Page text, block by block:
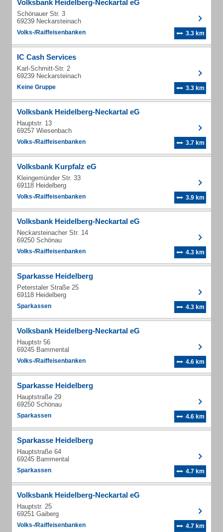
Volksbank Heidelberg-Neckartal eG
Schönauer Str. 3
69239 Neckarsteinach
Volks-/Raiffeisenbanken 3.3 km
IC Cash Services
Karl-Schmitt-Str. 2
69239 Neckarsteinach
Keine Gruppe 3.3 km
Volksbank Heidelberg-Neckartal eG
Hauptstr. 13
69257 Wiesenbach
Volks-/Raiffeisenbanken 3.7 km
Volksbank Kurpfalz eG
Kleingemünder Str. 33
69118 Heidelberg
Volks-/Raiffeisenbanken 3.9 km
Volksbank Heidelberg-Neckartal eG
Neckarsteinacher Str. 14
69250 Schönau
Volks-/Raiffeisenbanken 4.3 km
Sparkasse Heidelberg
Peterstaler Straße 25
69118 Heidelberg
Sparkassen 4.3 km
Volksbank Heidelberg-Neckartal eG
Hauptstr 56
69245 Bammental
Volks-/Raiffeisenbanken 4.6 km
Sparkasse Heidelberg
Hauptstraße 29
69250 Schönau
Sparkassen 4.6 km
Sparkasse Heidelberg
Hauptstraße 64
69245 Bammental
Sparkassen 4.7 km
Volksbank Heidelberg-Neckartal eG
Hauptstr. 25
69251 Gaiberg
Volks-/Raiffeisenbanken 4.7 km